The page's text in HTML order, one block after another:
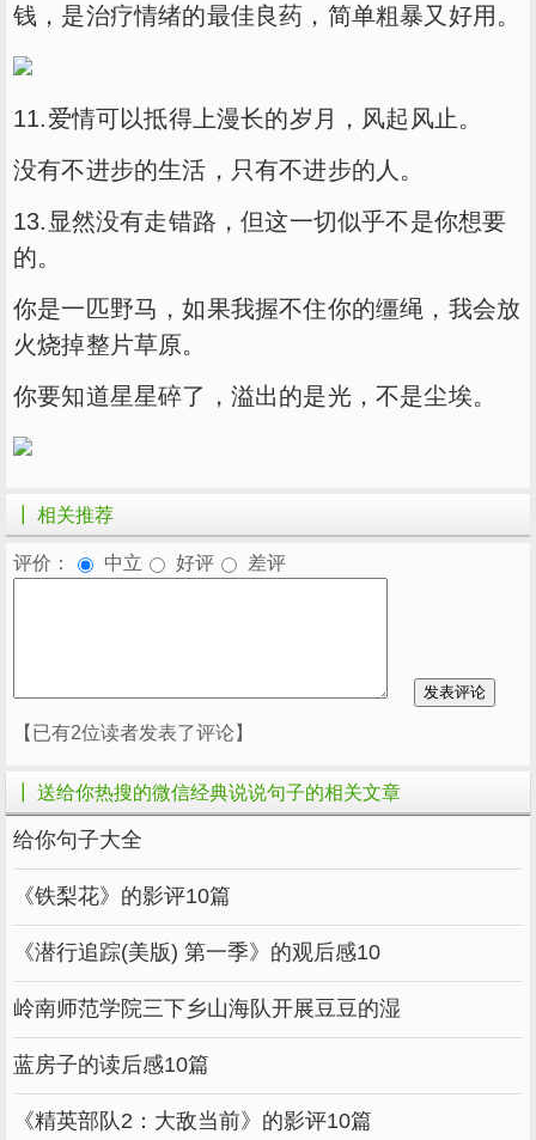
钱，是治疗情绪的最佳良药，简单粗暴又好用。
11.爱情可以抵得上漫长的岁月，风起风止。
没有不进步的生活，只有不进步的人。
13.显然没有走错路，但这一切似乎不是你想要
的。
你是一匹野马，如果我握不住你的缰绳，我会放
火烧掉整片草原。
你要知道星星碎了，溢出的是光，不是尘埃。
┃ 相关推荐
评价： 中立 好评 差评
【已有2位读者发表了评论】
┃ 送给你热搜的微信经典说说句子的相关文章
给你句子大全
《铁梨花》的影评10篇
《潜行追踪(美版) 第一季》的观后感10
岭南师范学院三下乡山海队开展豆豆的湿
蓝房子的读后感10篇
《精英部队2：大敌当前》的影评10篇